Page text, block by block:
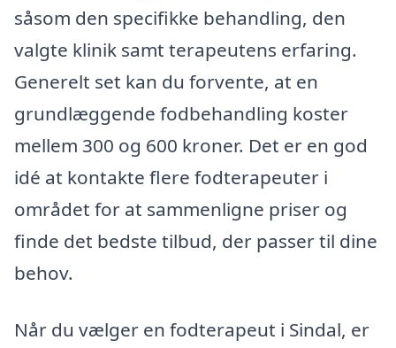
såsom den specifikke behandling, den
valgte klinik samt terapeutens erfaring.
Generelt set kan du forvente, at en
grundlæggende fodbehandling koster
mellem 300 og 600 kroner. Det er en god
idé at kontakte flere fodterapeuter i
området for at sammenligne priser og
finde det bedste tilbud, der passer til dine
behov.
Når du vælger en fodterapeut i Sindal, er